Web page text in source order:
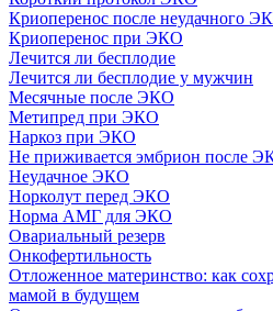
Криоперенос после неудачного
Криоперенос при ЭКО
Лечится ли бесплодие
Лечится ли бесплодие у мужчин
Месячные после ЭКО
Метипред при ЭКО
Наркоз при ЭКО
Не приживается эмбрион после
Неудачное ЭКО
Норколут перед ЭКО
Норма АМГ для ЭКО
Овариальный резерв
Онкофертильность
Отложенное материнство: как
мамой в будущем